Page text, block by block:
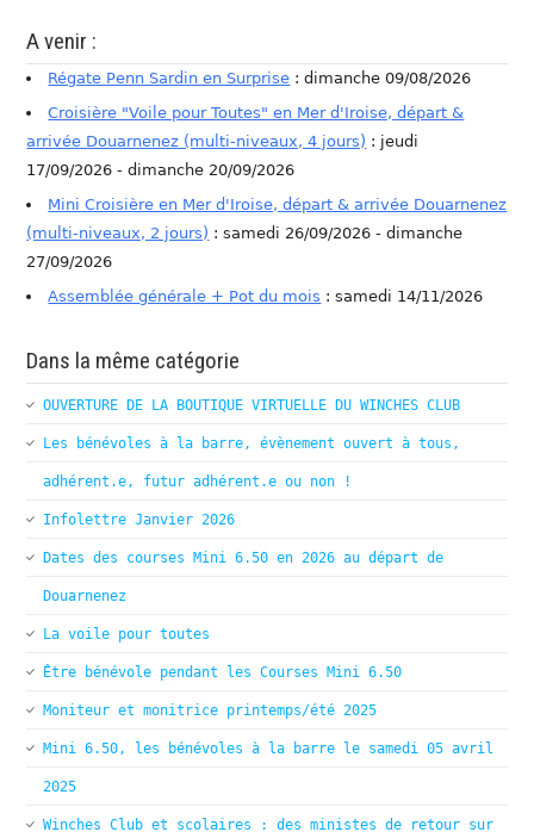
A venir :
Régate Penn Sardin en Surprise : dimanche 09/08/2026
Croisière "Voile pour Toutes" en Mer d'Iroise, départ &
arrivée Douarnenez (multi-niveaux, 4 jours) : jeudi
17/09/2026 - dimanche 20/09/2026
Mini Croisière en Mer d'Iroise, départ & arrivée Douarnenez
(multi-niveaux, 2 jours) : samedi 26/09/2026 - dimanche
27/09/2026
Assemblée générale + Pot du mois : samedi 14/11/2026
Dans la même catégorie
OUVERTURE DE LA BOUTIQUE VIRTUELLE DU WINCHES CLUB
Les bénévoles à la barre, évènement ouvert à tous,
adhérent.e, futur adhérent.e ou non !
Infolettre Janvier 2026
Dates des courses Mini 6.50 en 2026 au départ de
Douarnenez
La voile pour toutes
Être bénévole pendant les Courses Mini 6.50
Moniteur et monitrice printemps/été 2025
Mini 6.50, les bénévoles à la barre le samedi 05 avril
2025
Winches Club et scolaires : des ministes de retour sur